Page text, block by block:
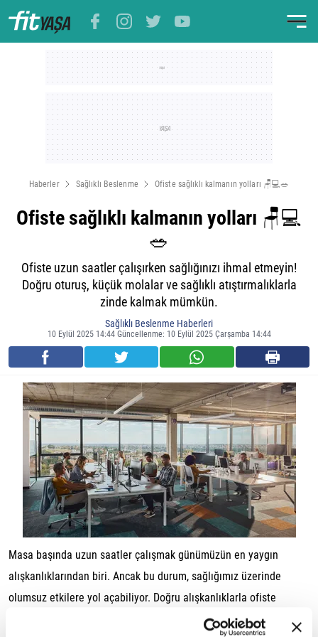
Haberler Sağlıklı Beslenme Ofiste sağlıklı kalmanın yolları 🪑💻🥗
Ofiste sağlıklı kalmanın yolları 🪑💻
🥗
Ofiste uzun saatler çalışırken sağlığınızı ihmal etmeyin!
Doğru oturuş, küçük molalar ve sağlıklı atıştırmalıklarla
zinde kalmak mümkün.
Sağlıklı Beslenme Haberleri
10 Eylül 2025 14:44 Güncellenme: 10 Eylül 2025 Çarşamba 14:44
Masa başında uzun saatler çalışmak günümüzün en yaygın
alışkanlıklarından biri. Ancak bu durum, sağlığımız üzerinde
olumsuz etkilere yol açabiliyor. Doğru alışkanlıklarla ofiste
geçirdiğimiz zamanı daha sağlıklı ve verimli hale getirmek